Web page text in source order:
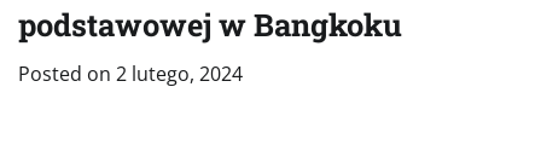
podstawowej w Bangkoku
Posted on 2 lutego, 2024